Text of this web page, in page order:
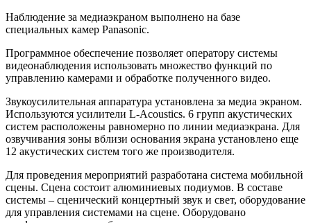
Наблюдение за медиаэкраном выполнено на базе
специальных камер Panasonic.
Программное обеспечение позволяет оператору системы
видеонаблюдения использовать множество функций по
управлению камерами и обработке полученного видео.
Звукоусилительная аппаратура установлена за медиа экраном.
Используются усилители L-Acoustics. 6 групп акустических
систем расположены равномерно по линии медиаэкрана. Для
озвучивания зоны вблизи основания экрана установлено еще
12 акустических систем того же производителя.
Для проведения мероприятий разработана система мобильной
сцены. Сцена состоит алюминиевых подиумов. В составе
системы – сценический концертный звук и свет, оборудование
для управления системами на сцене. Оборудовано